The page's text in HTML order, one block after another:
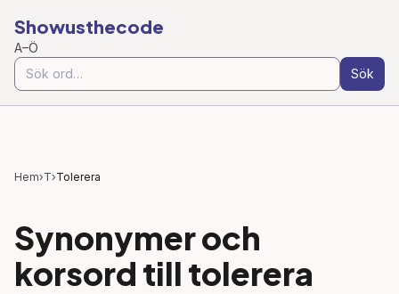
Showusthecode
A–Ö
Sök
Hem›T›Tolerera
Synonymer och
korsord till tolerera